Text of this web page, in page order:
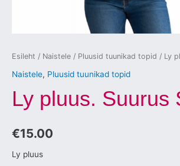
Esileht / Naistele / Pluusid tuunikad topid / Ly
Naistele, Pluusid tuunikad topid
Ly pluus. Suurus
€15.00
Ly pluus